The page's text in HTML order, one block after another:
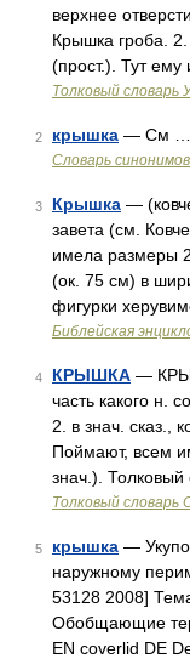
верхнее
Крышка гроба. 2.
(прост.). Тут
Толковый словарь
2 крышка — См …
Словарь синонимов
3 Крышка —
завета (см.
имела размеры
(ок. 75 см) в
фигурки
Библейская
4 КРЫШКА —
часть какого н.
2. в знач. сказ.,
Поймают, всем
знач.). Толковый
Толковый словарь
5 крышка —
наружному
53128 2008]
Обобщающие
EN coverlid DE